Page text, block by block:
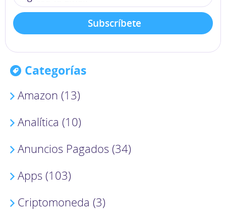
Categorías
Amazon (13)
Analítica (10)
Anuncios Pagados (34)
Apps (103)
Criptomoneda (3)